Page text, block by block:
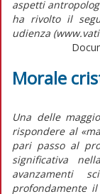
aspetti
ha rivolto il
udienza
Morale
Una delle
rispondere al
pari passo al
significativa
avanzamenti
profondamente il